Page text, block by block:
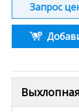
Запрос